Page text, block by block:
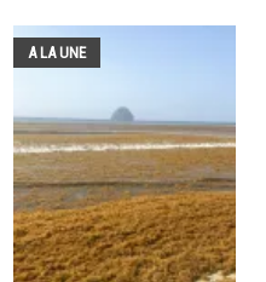
A LA UNE